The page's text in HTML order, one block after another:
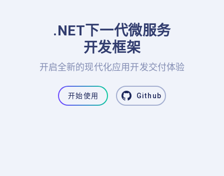
.NET下一代微服务
开发框架
开启全新的现代化应用开发交付体验
开始使用 Github